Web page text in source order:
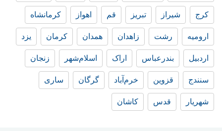
کرج شیراز تبریز قم اهواز کرمانشاه
ارومیه رشت زاهدان همدان کرمان یزد
اردبیل بندرعباس اراک اسلام‌شهر زنجان
سنندج قزوین خرم‌آباد گرگان ساری
شهریار قدس کاشان